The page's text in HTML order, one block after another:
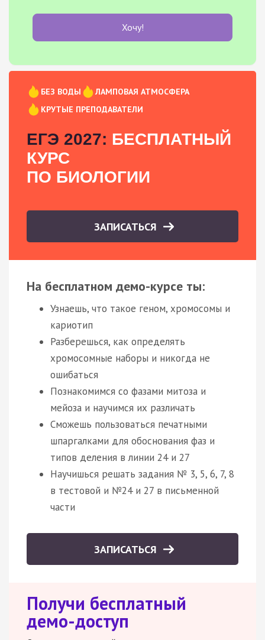
Хочу!
БЕЗ ВОДЫ
ЛАМПОВАЯ АТМОСФЕРА
КРУТЫЕ ПРЕПОДАВАТЕЛИ
ЕГЭ 2027: БЕСПЛАТНЫЙ
КУРС
ПО БИОЛОГИИ
ЗАПИСАТЬСЯ
На бесплатном демо-курсе ты:
Узнаешь, что такое геном, хромосомы и
кариотип
Разберешься, как определять
хромосомные наборы и никогда не
ошибаться
Познакомимся со фазами митоза и
мейоза и научимся их различать
Сможешь пользоваться печатными
шпаргалками для обоснования фаз и
типов деления в линии 24 и 27
Научишься решать задания № 3, 5, 6, 7, 8
в тестовой и №24 и 27 в письменной
части
ЗАПИСАТЬСЯ
Получи бесплатный
демо-доступ